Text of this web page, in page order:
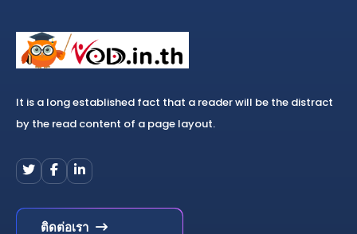
It is a long established fact that a reader will be the distract
by the read content of a page layout.
ติดต่อเรา